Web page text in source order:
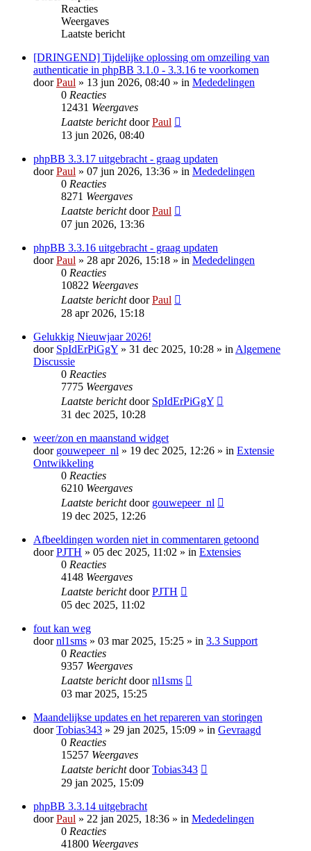
Reacties
Weergaves
Laatste bericht
[DRINGEND] Tijdelijke oplossing om omzeiling van
authenticatie in phpBB 3.1.0 - 3.3.16 te voorkomen
doorPaul » 13 jun 2026, 08:40 » in Mededelingen
0 Reacties
12431 Weergaves
Laatste berichtdoorPaul
13 jun 2026, 08:40
phpBB 3.3.17 uitgebracht - graag updaten
doorPaul » 07 jun 2026, 13:36 » in Mededelingen
0 Reacties
8271 Weergaves
Laatste berichtdoorPaul
07 jun 2026, 13:36
phpBB 3.3.16 uitgebracht - graag updaten
doorPaul » 28 apr 2026, 15:18 » in Mededelingen
0 Reacties
10822 Weergaves
Laatste berichtdoorPaul
28 apr 2026, 15:18
Gelukkig Nieuwjaar 2026!
door SpIdErPiGgY » 31 dec 2025, 10:28 » inAlgemene
Discussie
0 Reacties
7775 Weergaves
Laatste berichtdoor SpIdErPiGgY
31 dec 2025, 10:28
weer/zon en maanstand widget
door gouwepeer_nl » 19 dec 2025, 12:26 » in Extensie
Ontwikkeling
0 Reacties
6210 Weergaves
Laatste berichtdoor gouwepeer_nl
19 dec 2025, 12:26
Afbeeldingen worden niet in commentaren getoond
doorPJTH » 05 dec 2025, 11:02 » in Extensies
0 Reacties
4148 Weergaves
Laatste berichtdoorPJTH
05 dec 2025, 11:02
fout kan weg
doornl1sms » 03 mar 2025, 15:25 » in 3.3 Support
0 Reacties
9357 Weergaves
Laatste berichtdoornl1sms
03 mar 2025, 15:25
Maandelijkse updates en het repareren van storingen
doorTobias343 » 29 jan 2025, 15:09 » in Gevraagd
0 Reacties
15257 Weergaves
Laatste berichtdoorTobias343
29 jan 2025, 15:09
phpBB 3.3.14 uitgebracht
doorPaul » 22 jan 2025, 18:36 » in Mededelingen
0 Reacties
41800 Weergaves